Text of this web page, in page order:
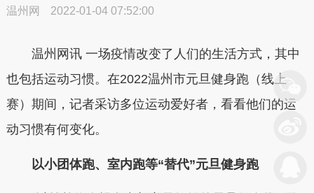
温州网 2022-01-04 07:52:00
温州网讯 一场疫情改变了人们的生活方式，其中
也包括运动习惯。在2022温州市元旦健身跑（线上
赛）期间，记者采访多位运动爱好者，看看他们的运
动习惯有何变化。
以小团体跑、室内跑等“替代”元旦健身跑